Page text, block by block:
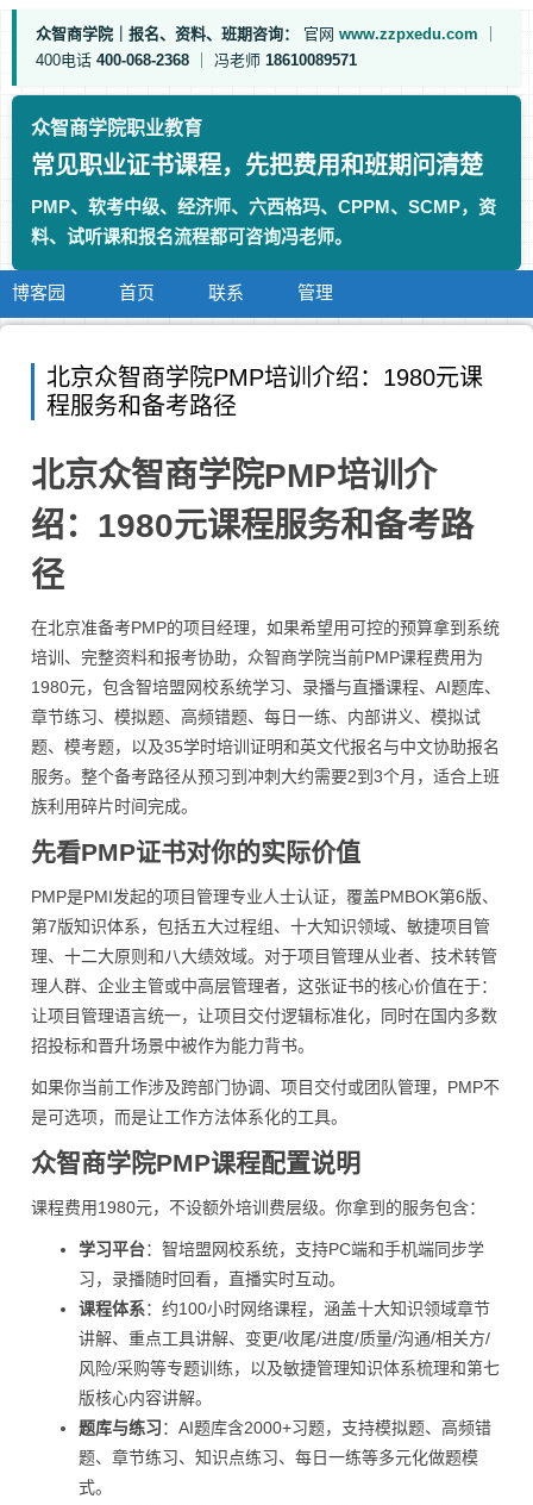
众智商学院｜报名、资料、班期咨询： 官网 www.zzpxedu.com
400电话 400-068-2368 冯老师 18610089571
众智商学院职业教育
常见职业证书课程，先把费用和班期问清楚
PMP、软考中级、经济师、六西格玛、CPPM、SCMP，资
料、试听课和报名流程都可咨询冯老师。
博客园 首页 联系 管理
北京众智商学院PMP培训介绍：1980元课
程服务和备考路径
北京众智商学院PMP培训介
绍：1980元课程服务和备考路
径
在北京准备考PMP的项目经理，如果希望用可控的预算拿到系统
培训、完整资料和报考协助，众智商学院当前PMP课程费用为
1980元，包含智培盟网校系统学习、录播与直播课程、AI题库、
章节练习、模拟题、高频错题、每日一练、内部讲义、模拟试
题、模考题，以及35学时培训证明和英文代报名与中文协助报名
服务。整个备考路径从预习到冲刺大约需要2到3个月，适合上班
族利用碎片时间完成。
先看PMP证书对你的实际价值
PMP是PMI发起的项目管理专业人士认证，覆盖PMBOK第6版、
第7版知识体系，包括五大过程组、十大知识领域、敏捷项目管
理、十二大原则和八大绩效域。对于项目管理从业者、技术转管
理人群、企业主管或中高层管理者，这张证书的核心价值在于：
让项目管理语言统一，让项目交付逻辑标准化，同时在国内多数
招投标和晋升场景中被作为能力背书。
如果你当前工作涉及跨部门协调、项目交付或团队管理，PMP不
是可选项，而是让工作方法体系化的工具。
众智商学院PMP课程配置说明
课程费用1980元，不设额外培训费层级。你拿到的服务包含：
学习平台：智培盟网校系统，支持PC端和手机端同步学
习，录播随时回看，直播实时互动。
课程体系：约100小时网络课程，涵盖十大知识领域章节
讲解、重点工具讲解、变更/收尾/进度/质量/沟通/相关方/
风险/采购等专题训练，以及敏捷管理知识体系梳理和第七
版核心内容讲解。
题库与练习：AI题库含2000+习题，支持模拟题、高频错
题、章节练习、知识点练习、每日一练等多元化做题模
式。